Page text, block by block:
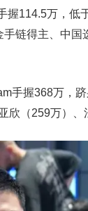
114.5万，低
链得主、中国
手握368万，
（259万）、